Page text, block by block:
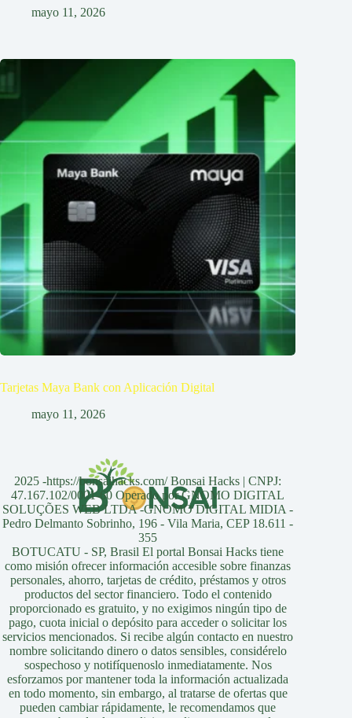
mayo 11, 2026
Tarjetas Maya Bank con Aplicación Digital
mayo 11, 2026
2025 -https://bonsaihacks.com/ Bonsai Hacks | CNPJ:
47.167.102/0001-60 Operado por GNOMO DIGITAL
SOLUÇÕES WEB LTDA -GNOMO DIGITAL MIDIA -
Pedro Delmanto Sobrinho, 196 - Vila Maria, CEP 18.611 -
355
BOTUCATU - SP, Brasil El portal Bonsai Hacks tiene
como misión ofrecer información accesible sobre finanzas
personales, ahorro, tarjetas de crédito, préstamos y otros
productos del sector financiero. Todo el contenido
proporcionado es gratuito, y no exigimos ningún tipo de
pago, cuota inicial o depósito para acceder o solicitar los
servicios mencionados. Si recibe algún contacto en nuestro
nombre solicitando dinero o datos sensibles, considérelo
sospechoso y notifíquenoslo inmediatamente. Nos
esforzamos por mantener toda la información actualizada
en todo momento, sin embargo, al tratarse de ofertas que
pueden cambiar rápidamente, le recomendamos que